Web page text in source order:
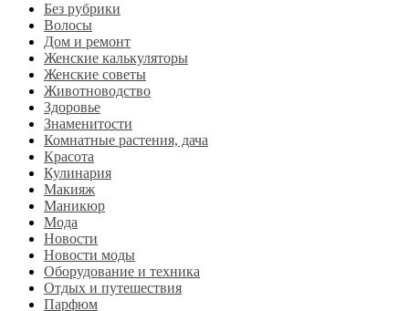
Без рубрики
Волосы
Дом и ремонт
Женские калькуляторы
Женские советы
Животноводство
Здоровье
Знаменитости
Комнатные растения, дача
Красота
Кулинария
Макияж
Маникюр
Мода
Новости
Новости моды
Оборудование и техника
Отдых и путешествия
Парфюм